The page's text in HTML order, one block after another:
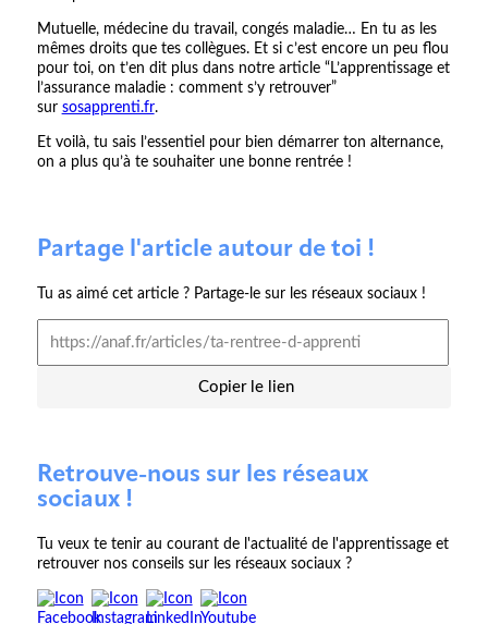
Mutuelle, médecine du travail, congés maladie… En tu as les
mêmes droits que tes collègues. Et si c’est encore un peu flou
pour toi, on t’en dit plus dans notre article “L’apprentissage et
l’assurance maladie : comment s’y retrouver”
sur sosapprenti.fr.
Et voilà, tu sais l’essentiel pour bien démarrer ton alternance,
on a plus qu’à te souhaiter une bonne rentrée !
Partage l'article autour de toi !
Tu as aimé cet article ? Partage-le sur les réseaux sociaux !
Copier le lien
Retrouve-nous sur les réseaux
sociaux !
Tu veux te tenir au courant de l'actualité de l'apprentissage et
retrouver nos conseils sur les réseaux sociaux ?